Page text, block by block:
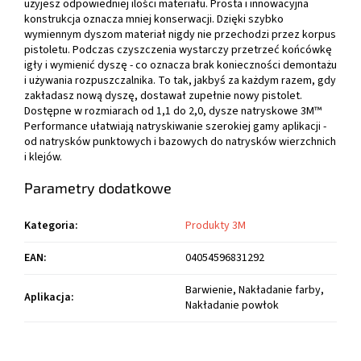
użyjesz odpowiedniej ilości materiału. Prosta i innowacyjna
konstrukcja oznacza mniej konserwacji. Dzięki szybko
wymiennym dyszom materiał nigdy nie przechodzi przez korpus
pistoletu. Podczas czyszczenia wystarczy przetrzeć końcówkę
igły i wymienić dyszę - co oznacza brak konieczności demontażu
i używania rozpuszczalnika. To tak, jakbyś za każdym razem, gdy
zakładasz nową dyszę, dostawał zupełnie nowy pistolet.
Dostępne w rozmiarach od 1,1 do 2,0, dysze natryskowe 3M™
Performance ułatwiają natryskiwanie szerokiej gamy aplikacji -
od natrysków punktowych i bazowych do natrysków wierzchnich
i klejów.
Parametry dodatkowe
Kategoria:
Produkty 3M
EAN: 04054596831292
Aplikacja:
Barwienie, Nakładanie farby,
Nakładanie powłok